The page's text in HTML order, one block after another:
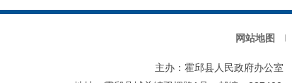
网站地图
主办：霍邱县人民政府办公室